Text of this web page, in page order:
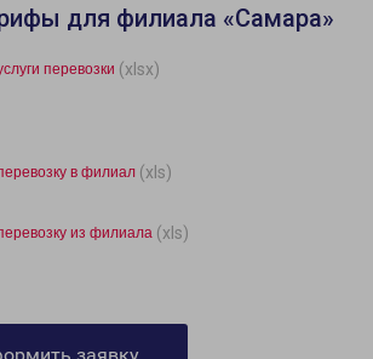
для филиала «Самара»
перевозки (xlsx)
в филиал (xls)
из филиала (xls)